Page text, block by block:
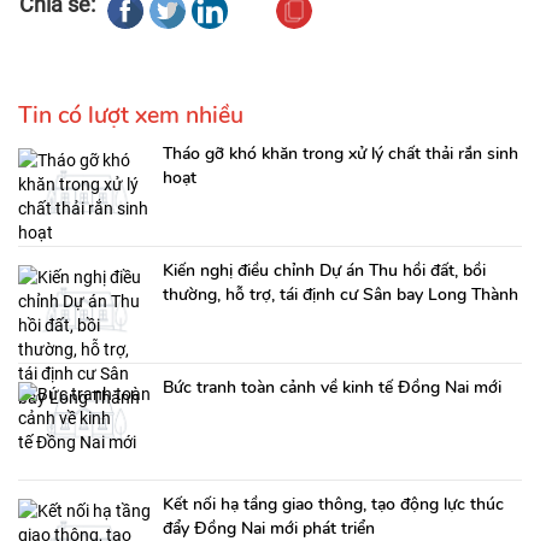
Tin có lượt xem nhiều
Tháo gỡ khó khăn trong xử lý chất thải rắn sinh
hoạt
Kiến nghị điều chỉnh Dự án Thu hồi đất, bồi
thường, hỗ trợ, tái định cư Sân bay Long Thành
Bức tranh toàn cảnh về kinh tế Đồng Nai mới
Kết nối hạ tầng giao thông, tạo động lực thúc
đẩy Đồng Nai mới phát triển